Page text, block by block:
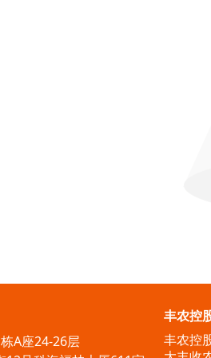
A座24-26层
丰农控
丰农控